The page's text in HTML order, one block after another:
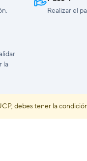
Realizar el
la
debes tener la